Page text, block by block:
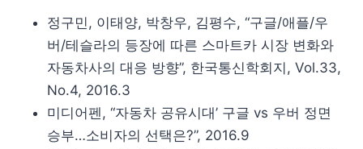
정구민, 이태양, 박창우, 김평수, “구글/애플/우
버/테슬라의 등장에 따른 스마트카 시장 변화와
자동차사의 대응 방향”, 한국통신학회지, Vol.33,
No.4, 2016.3
미디어펜, “자동차 공유시대’ 구글 vs 우버 정면
승부…소비자의 선택은?”, 2016.9